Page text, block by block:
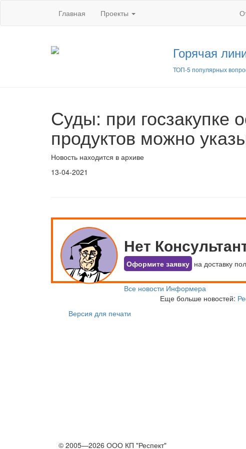
Главная Проекты
Горячая
ТОП-5 популярных
Суды: при госзакупке
продуктов можно
Новость находится в архиве
13-04-2021
Нет
Оформите заявку на доставку
Все новости Информера
Еще больше новостей:
Версия для печати
© 2005—2026 ООО КП "Респект"